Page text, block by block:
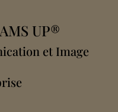
UP®
et Image